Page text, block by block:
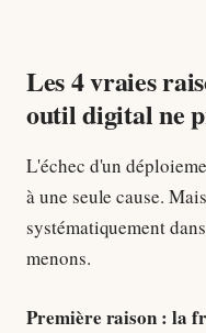
Les 4 vraies
outil digital ne
L'échec d'un
à une seule cause.
systématiquement
menons.
Première raison : la